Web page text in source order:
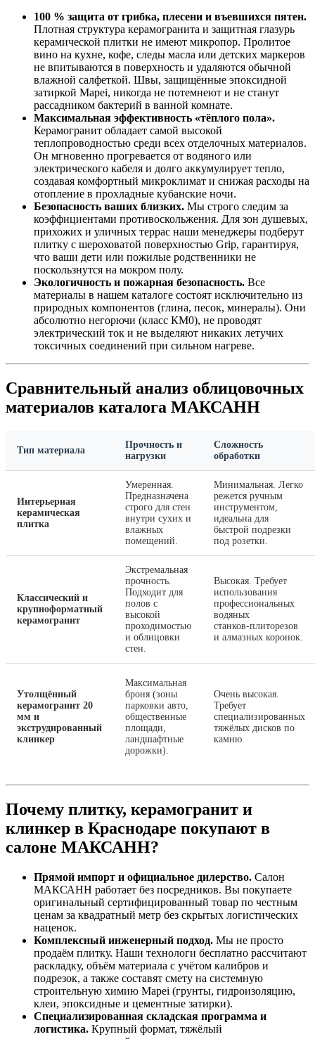
100 % защита от грибка, плесени и въевшихся пятен.
Плотная структура керамогранита и защитная глазурь
керамической плитки не имеют микропор. Пролитое
вино на кухне, кофе, следы масла или детских маркеров
не впитываются в поверхность и удаляются обычной
влажной салфеткой. Швы, защищённые эпоксидной
затиркой Mapei, никогда не потемнеют и не станут
рассадником бактерий в ванной комнате.
Максимальная эффективность «тёплого пола».
Керамогранит обладает самой высокой
теплопроводностью среди всех отделочных материалов.
Он мгновенно прогревается от водяного или
электрического кабеля и долго аккумулирует тепло,
создавая комфортный микроклимат и снижая расходы на
отопление в прохладные кубанские ночи.
Безопасность ваших близких. Мы строго следим за
коэффициентами противоскольжения. Для зон душевых,
прихожих и уличных террас наши менеджеры подберут
плитку с шероховатой поверхностью Grip, гарантируя,
что ваши дети или пожилые родственники не
поскользнутся на мокром полу.
Экологичность и пожарная безопасность. Все
материалы в нашем каталоге состоят исключительно из
природных компонентов (глина, песок, минералы). Они
абсолютно негорючи (класс КМ0), не проводят
электрический ток и не выделяют никаких летучих
токсичных соединений при сильном нагреве.
Сравнительный анализ облицовочных
материалов каталога МАКСАНН
Тип материала
Прочность и
нагрузки
Сложность
обработки
Интерьерная
керамическая
плитка
Умеренная.
Предназначена
строго для стен
внутри сухих и
влажных
помещений.
Минимальная. Легко
режется ручным
инструментом,
идеальна для
быстрой подрезки
под розетки.
Классический и
крупноформатный
керамогранит
Экстремальная
прочность.
Подходит для
полов с
высокой
проходимостью
и облицовки
стен.
Высокая. Требует
использования
профессиональных
водяных
станков‑плиторезов
и алмазных коронок.
Утолщённый
керамогранит 20
мм и
экструдированный
клинкер
Максимальная
броня (зоны
парковки авто,
общественные
площади,
ландшафтные
дорожки).
Очень высокая.
Требует
специализированных
тяжёлых дисков по
камню.
Почему плитку, керамогранит и
клинкер в Краснодаре покупают в
салоне МАКСАНН?
Прямой импорт и официальное дилерство. Салон
МАКСАНН работает без посредников. Вы покупаете
оригинальный сертифицированный товар по честным
ценам за квадратный метр без скрытых логистических
наценок.
Комплексный инженерный подход. Мы не просто
продаём плитку. Наши технологи бесплатно рассчитают
раскладку, объём материала с учётом калибров и
подрезок, а также составят смету на системную
строительную химию Mapei (грунты, гидроизоляцию,
клеи, эпоксидные и цементные затирки).
Специализированная складская программа и
логистика. Крупный формат, тяжёлый